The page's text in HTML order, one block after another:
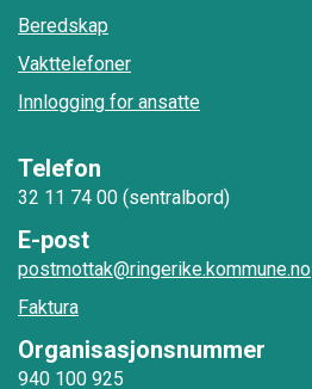
Beredskap
Vakttelefoner
Innlogging for ansatte
Telefon
32 11 74 00 (sentralbord)
E-post
postmottak@ringerike.kommune.no
Faktura
Organisasjonsnummer
940 100 925